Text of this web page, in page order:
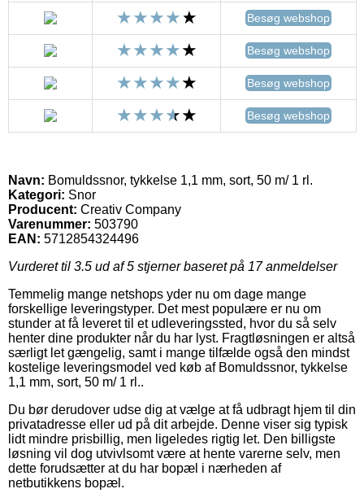
Besøg webshop
Besøg webshop
Besøg webshop
Besøg webshop
Navn: Bomuldssnor, tykkelse 1,1 mm, sort, 50 m/ 1 rl.
Kategori: Snor
Producent: Creativ Company
Varenummer: 503790
EAN: 5712854324496
Vurderet til 3.5 ud af 5 stjerner baseret på 17anmeldelser
Temmelig mange netshops yder nu om dage mange
forskellige leveringstyper. Det mest populære er nu om
stunder at få leveret til et udleveringssted, hvor du så selv
henter dine produkter når du har lyst. Fragtløsningen er altså
særligt let gængelig, samt i mange tilfælde også den mindst
kostelige leveringsmodel ved køb af Bomuldssnor, tykkelse
1,1 mm, sort, 50 m/ 1 rl..
Du bør derudover udse dig at vælge at få udbragt hjem til din
privatadresse eller ud på dit arbejde. Denne viser sig typisk
lidt mindre prisbillig, men ligeledes rigtig let. Den billigste
løsning vil dog utvivlsomt være at hente varerne selv, men
dette forudsætter at du har bopæl i nærheden af
netbutikkens bopæl.